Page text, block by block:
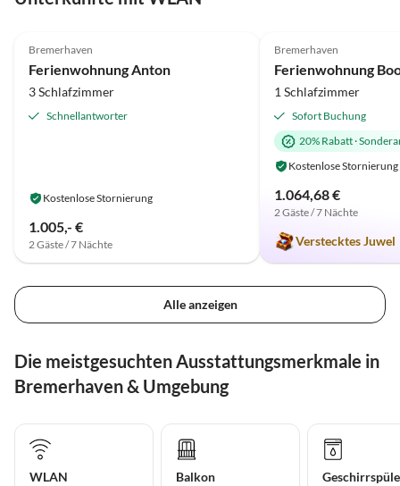
Bremerhaven
Ferienwohnung Anton
3 Schlafzimmer
Schnellantworter
Kostenlose Stornierung
1.005,- €
2 Gäste / 7 Nächte
Bremerhaven
1 Schlafzimmer
Sofort Buchung
20% Rabatt·
Kostenlose Stornierung
1.064,68 €
2 Gäste / 7 Nächte
Verstecktes Juwel
Alle anzeigen
Die meistgesuchten Ausstattungsmerkmale in
Bremerhaven & Umgebung
WLAN Balkon